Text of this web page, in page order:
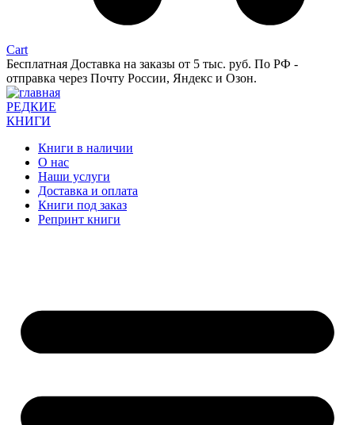
Cart
Бесплатная Доставка на заказы от 5 тыс. руб. По РФ -
отправка через Почту России, Яндекс и Озон.
РЕДКИЕ
КНИГИ
Книги в наличии
О нас
Наши услуги
Доставка и оплата
Книги под заказ
Репринт книги